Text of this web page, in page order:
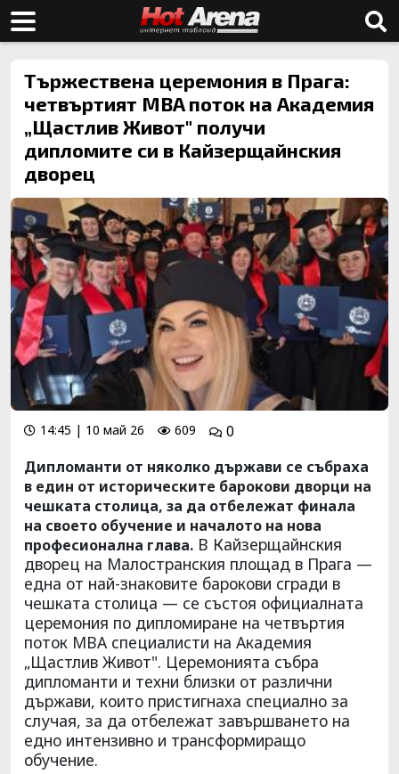
Тържествена церемония в Прага:
четвъртият MBA поток на Академия
„Щастлив Живот" получи
дипломите си в Кайзерщайнския
дворец
14:45 | 10 май 26 609
0
Дипломанти от няколко държави се събраха
в един от историческите барокови дворци на
чешката столица, за да отбележат финала
на своето обучение и началото на нова
професионална глава. В Кайзерщайнския
дворец на Малостранския площад в Прага —
една от най-знаковите барокови сгради в
чешката столица — се състоя официалната
церемония по дипломиране на четвъртия
поток MBA специалисти на Академия
„Щастлив Живот". Церемонията събра
дипломанти и техни близки от различни
държави, които пристигнаха специално за
случая, за да отбележат завършването на
едно интензивно и трансформиращо
обучение.